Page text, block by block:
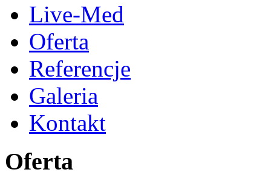
Live-Med
Oferta
Referencje
Galeria
Kontakt
Oferta